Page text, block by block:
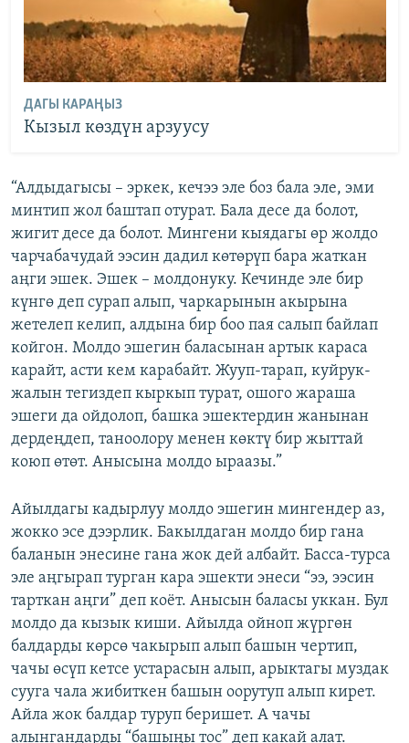
ДАГЫ КАРАҢЫЗ
Кызыл көздүн арзуусу
“Алдыдагысы – эркек, кечээ эле боз бала эле, эми
минтип жол баштап отурат. Бала десе да болот,
жигит десе да болот. Мингени кыядагы өр жолдо
чарчабачудай ээсин дадил көтөрүп бара жаткан
аңги эшек. Эшек – молдонуку. Кечинде эле бир
күнгө деп сурап алып, чаркарынын акырына
жетелеп келип, алдына бир боо пая салып байлап
койгон. Молдо эшегин баласынан артык караса
карайт, асти кем карабайт. Жууп-тарап, куйрук-
жалын тегиздеп кыркып турат, ошого жараша
эшеги да ойдолоп, башка эшектердин жанынан
дердеңдеп, таноолору менен көктү бир жыттай
коюп өтөт. Анысына молдо ыраазы.”
Айылдагы кадырлуу молдо эшегин мингендер аз,
жокко эсе дээрлик. Бакылдаган молдо бир гана
баланын энесине гана жок дей албайт. Басса-турса
эле аңгырап турган кара эшекти энеси “ээ, ээсин
тарткан аңги” деп коёт. Анысын баласы уккан. Бул
молдо да кызык киши. Айылда ойноп жүргөн
балдарды көрсө чакырып алып башын чертип,
чачы өсүп кетсе устарасын алып, арыктагы муздак
сууга чала жибиткен башын оорутуп алып кирет.
Айла жок балдар туруп беришет. А чачы
алынгандарды “башыңы тос” деп какай алат.